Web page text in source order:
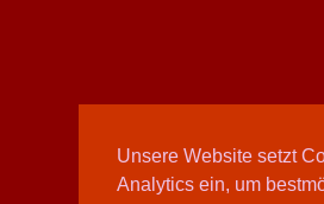
Unsere Website setzt
Analytics ein, um